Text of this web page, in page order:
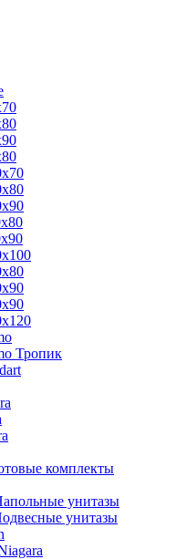
Тропик
комплекты
унитазы
унитазы